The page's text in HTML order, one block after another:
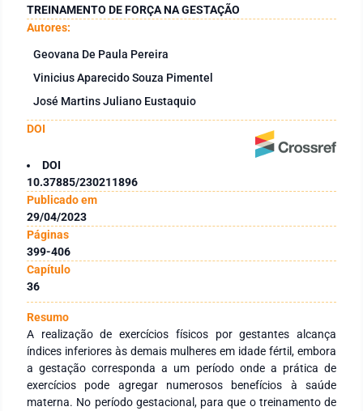
TREINAMENTO DE FORÇA NA GESTAÇÃO
Autores:
Geovana De Paula Pereira
Vinicius Aparecido Souza Pimentel
José Martins Juliano Eustaquio
DOI
DOI
10.37885/230211896
Publicado em
29/04/2023
Páginas
399-406
Capítulo
36
Resumo
A realização de exercícios físicos por gestantes alcança
índices inferiores às demais mulheres em idade fértil, embora
a gestação corresponda a um período onde a prática de
exercícios pode agregar numerosos benefícios à saúde
materna. No período gestacional, para que o treinamento de